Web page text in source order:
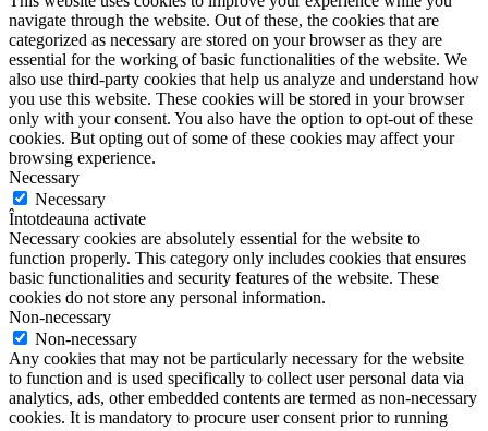
navigate through the website. Out of these, the cookies that are
categorized as necessary are stored on your browser as they are
essential for the working of basic functionalities of the website. We
also use third-party cookies that help us analyze and understand how
you use this website. These cookies will be stored in your browser
only with your consent. You also have the option to opt-out of these
cookies. But opting out of some of these cookies may affect your
browsing experience.
Necessary
Necessary
Întotdeauna activate
Necessary cookies are absolutely essential for the website to
function properly. This category only includes cookies that ensures
basic functionalities and security features of the website. These
cookies do not store any personal information.
Non-necessary
Non-necessary
Any cookies that may not be particularly necessary for the website
to function and is used specifically to collect user personal data via
analytics, ads, other embedded contents are termed as non-necessary
cookies. It is mandatory to procure user consent prior to running